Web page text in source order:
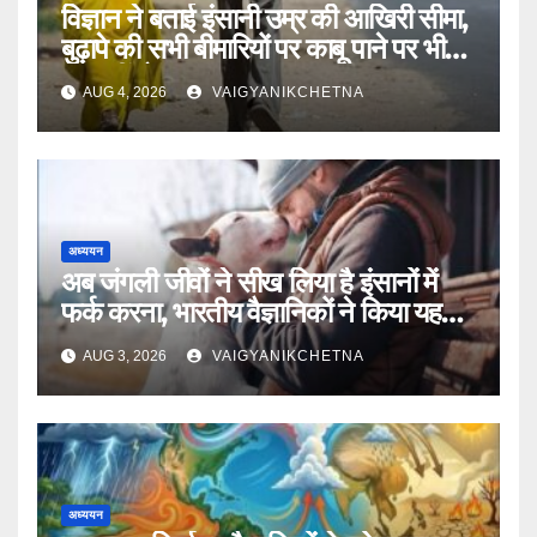
विज्ञान ने बताई इंसानी उम्र की आखिरी सीमा,
बुढ़ापे की सभी बीमारियों पर काबू पाने पर भी
वह नहीं होगा ‘अमर’
AUG 4, 2026 VAIGYANIKCHETNA
अध्ययन
अब जंगली जीवों ने सीख लिया है इंसानों में
फर्क करना, भारतीय वैज्ञानिकों ने किया यह
खुलासा
AUG 3, 2026 VAIGYANIKCHETNA
अध्ययन